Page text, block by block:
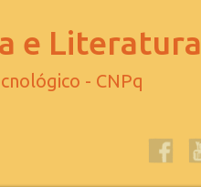
e Literatura
- CNPq